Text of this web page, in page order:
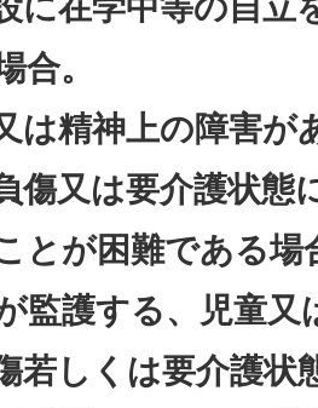
合。
は精神上の障害が
傷又は要介護状態
とが困難である場
監護する、児童又
若しくは要介護状